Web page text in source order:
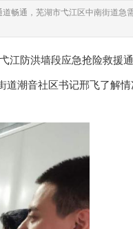
畅通，芜湖市弋江区中南街道急
防洪墙段应急抢险救援
道潮音社区书记邢飞了解情